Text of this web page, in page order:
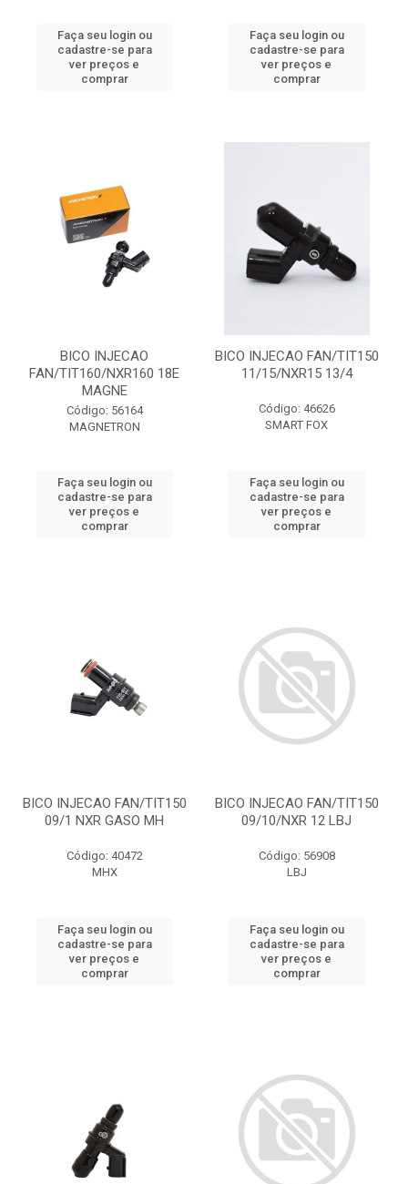
Faça seu login ou
cadastre-se para
ver preços e
comprar
Faça seu login ou
cadastre-se para
ver preços e
comprar
BICO INJECAO
FAN/TIT160/NXR160 18E
MAGNE
Código: 56164
MAGNETRON
Faça seu login ou
cadastre-se para
ver preços e
comprar
BICO INJECAO FAN/TIT150
11/15/NXR15 13/4
Código: 46626
SMART FOX
Faça seu login ou
cadastre-se para
ver preços e
comprar
BICO INJECAO FAN/TIT150
09/1 NXR GASO MH
Código: 40472
MHX
Faça seu login ou
cadastre-se para
ver preços e
comprar
BICO INJECAO FAN/TIT150
09/10/NXR 12 LBJ
Código: 56908
LBJ
Faça seu login ou
cadastre-se para
ver preços e
comprar